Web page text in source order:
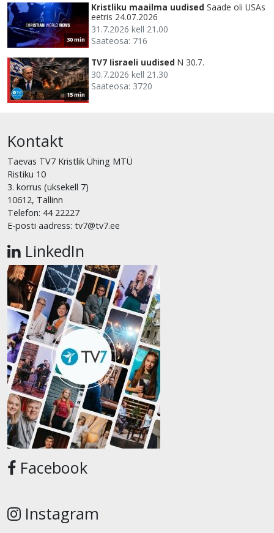
30 min
Kristliku maailma uudised Saade oli USAs
eetris 24.07.2026
31.7.2026 kell 21.00
Saateosa: 716
15 min
TV7 Iisraeli uudised N 30.7.
30.7.2026 kell 21.30
Saateosa: 3720
Kontakt
Taevas TV7 Kristlik Ühing MTÜ
Ristiku 10
3. korrus (uksekell 7)
10612, Tallinn
Telefon: 44 22227
E-posti aadress: tv7@tv7.ee
LinkedIn
Facebook
Instagram